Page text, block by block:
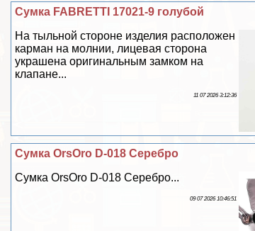
Сумка FABRETTI 17021-9 гoлyбой
На тыльной стороне изделия расположен
карман на молнии, лицевая сторона
украшена оригинальным замком на
клапане...
11 07 2026 3:12:36
Сумка OrsOro D-018 Серебро
Сумка OrsOro D-018 Серебро...
09 07 2026 10:46:51